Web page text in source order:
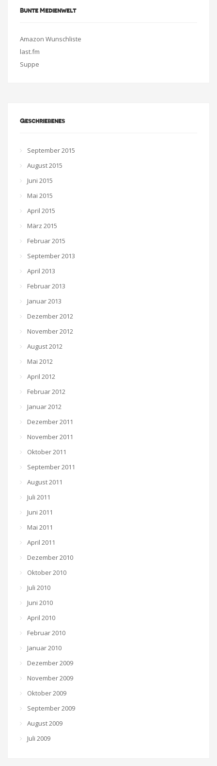
Bunte Medienwelt
Amazon Wunschliste
last.fm
Suppe
Geschriebenes
September 2015
August 2015
Juni 2015
Mai 2015
April 2015
März 2015
Februar 2015
September 2013
April 2013
Februar 2013
Januar 2013
Dezember 2012
November 2012
August 2012
Mai 2012
April 2012
Februar 2012
Januar 2012
Dezember 2011
November 2011
Oktober 2011
September 2011
August 2011
Juli 2011
Juni 2011
Mai 2011
April 2011
Dezember 2010
Oktober 2010
Juli 2010
Juni 2010
April 2010
Februar 2010
Januar 2010
Dezember 2009
November 2009
Oktober 2009
September 2009
August 2009
Juli 2009